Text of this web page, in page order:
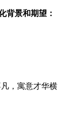
背景和期望：
，寓意才华横